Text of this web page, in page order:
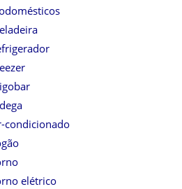
condicionado
elétrico